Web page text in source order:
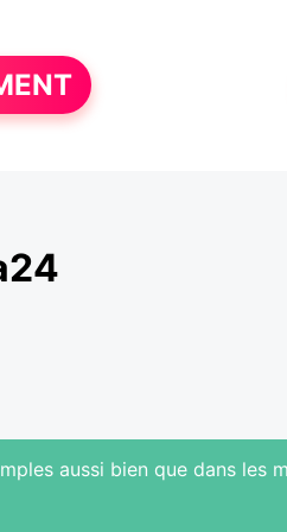
aussi bien que dans les